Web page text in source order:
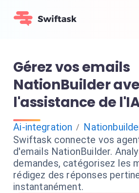
Gérez vos emails
NationBuilder
l'assistance de
Ai-integration /
Swiftask connecte vos
d'emails NationBuilder.
demandes, catégorisez les
rédigez des réponses
instantanément.